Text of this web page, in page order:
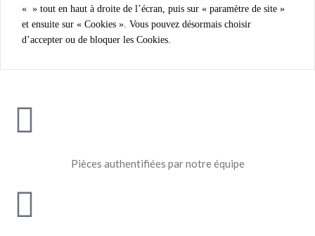
« » tout en haut à droite de l’écran, puis sur « paramètre de site »
et ensuite sur « Cookies ». Vous pouvez désormais choisir
d’accepter ou de bloquer les Cookies.
Pièces authentifiées par notre équipe